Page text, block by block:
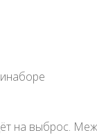
на выброс.